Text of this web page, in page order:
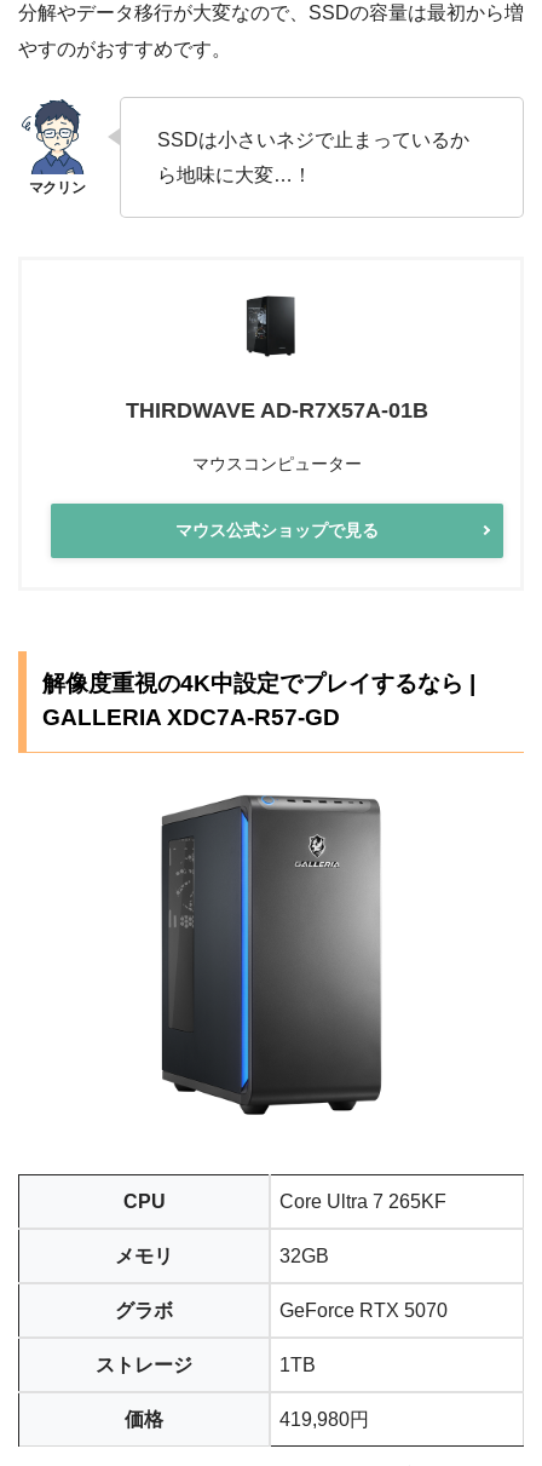
分解やデータ移行が大変なので、SSDの容量は最初から増
やすのがおすすめです。
SSDは小さいネジで止まっているか
ら地味に大変…！
THIRDWAVE AD-R7X57A-01B
マウスコンピューター
マウス公式ショップで見る
解像度重視の4K中設定でプレイするなら |
GALLERIA XDC7A-R57-GD
CPU Core Ultra 7 265KF
メモリ 32GB
グラボ GeForce RTX 5070
ストレージ 1TB
価格 419,980円